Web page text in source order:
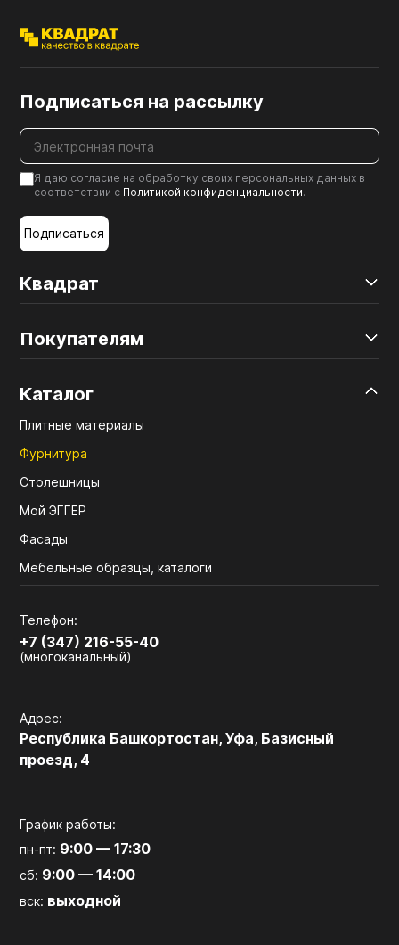
Квадрат
Покупателям
Каталог
Плитные материалы
Фурнитура
Столешницы
Мой ЭГГЕР
Фасады
Мебельные образцы, каталоги
Телефон:
+7 (347) 216-55-40
(многоканальный)
Адрес:
Республика Башкортостан, Уфа, Базисный
проезд, 4
График работы:
пн-пт: 9:00 — 17:30
сб: 9:00 — 14:00
вск: выходной
Подписаться на рассылку
Я даю согласие на обработку своих персональных данных в
соответствии с Политикой конфиденциальности.
Подписаться